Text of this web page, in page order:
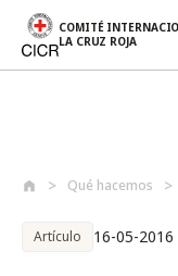
COMITÉ
LA CRUZ ROJA
Qué hacemos
Artículo 16-05-2016